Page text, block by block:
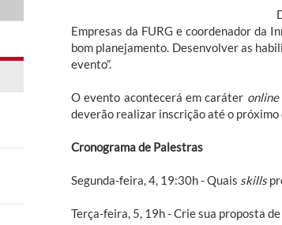
Empresas da FURG e coordenador da
bom planejamento. Desenvolver as
evento”.
O evento acontecerá em caráter online
deverão realizar inscrição até o próximo
Cronograma de Palestras
Segunda-feira, 4, 19:30h - Quais skills
Terça-feira, 5, 19h - Crie sua proposta